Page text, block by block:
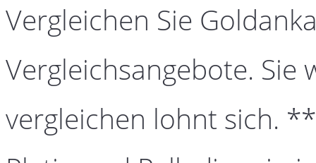
Vergleichen Sie
Vergleichsangebote. Sie
vergleichen lohnt sich.